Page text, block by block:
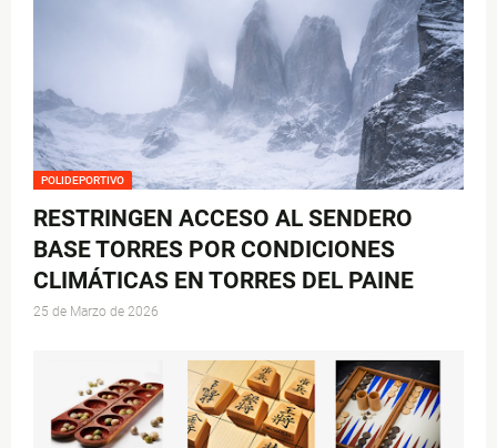
POLIDEPORTIVO
RESTRINGEN ACCESO AL SENDERO
BASE TORRES POR CONDICIONES
CLIMÁTICAS EN TORRES DEL PAINE
25 de Marzo de 2026